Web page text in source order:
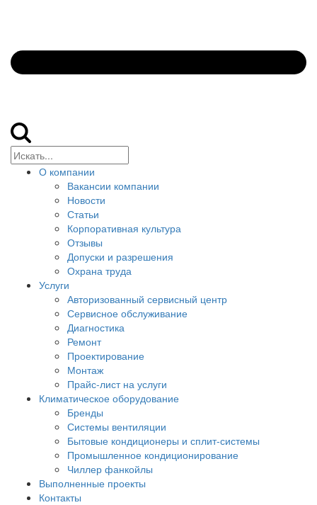
О компании
Вакансии компании
Новости
Статьи
Корпоративная культура
Отзывы
Допуски и разрешения
Охрана труда
Услуги
Авторизованный сервисный центр
Сервисное обслуживание
Диагностика
Ремонт
Проектирование
Монтаж
Прайс-лист на услуги
Климатическое оборудование
Бренды
Системы вентиляции
Бытовые кондиционеры и сплит-системы
Промышленное кондиционирование
Чиллер фанкойлы
Выполненные проекты
Контакты